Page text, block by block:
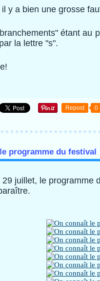
y a bien une grosse
étant au
la lettre "s".
Repost 0
programme du festival
29 juillet, le programme